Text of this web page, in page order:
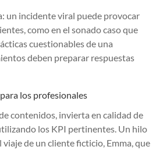
un incidente viral puede provocar
como en el sonado caso que
cuestionables de una
deben preparar respuestas
los profesionales
contenidos, invierta en calidad de
los KPI pertinentes. Un hilo
de un cliente ficticio, Emma, que